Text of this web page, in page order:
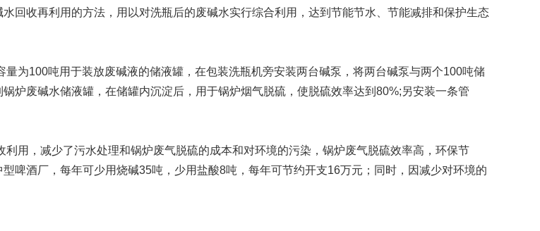
收再利用的方法，用以对洗瓶后的废碱水实行综合利用，达到节能节水、节能减排和保护生态
100吨用于装放废碱液的储液罐，在包装洗瓶机旁安装两台碱泵，将两台碱泵与两个100吨储
炉废碱水储液罐，在储罐内沉淀后，用于锅炉烟气脱硫，使脱硫效率达到80%;另安装一条管
，减少了污水处理和锅炉废气脱硫的成本和对环境的污染，锅炉废气脱硫效率高，环保节
啤酒厂，每年可少用烧碱35吨，少用盐酸8吨，每年可节约开支16万元；同时，因减少对环境的